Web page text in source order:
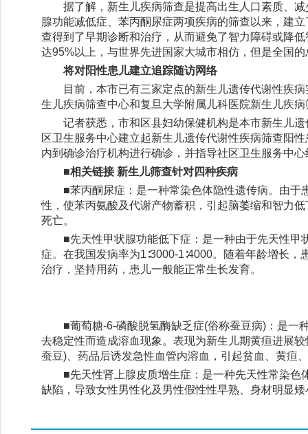
据了解，新生儿疾病筛查是提高出生人口素质、
腺功能减低症、苯丙酮尿症两项疾病的筛查以来，建
查得到了早期诊断和治疗，从而避免了智力障碍或降
达95%以上，与世界先进国家大城市相仿，但是全国
将对阳性患儿建立追踪随访网络
目前，本市已有三家定点的新生儿遗传代谢性疾
生儿疾病筛查中心和复旦大学附属儿科医院新生儿疾
记者获悉，市和区县妇幼保健机构是本市新生儿
区卫生服务中心建立起新生儿遗传代谢性疾病筛查阳
内到确诊治疗机构进行确诊，并指导社区卫生服务中
■相关链接 新生儿筛查针对四种疾病
■苯丙酮尿症：是一种常染色体隐性遗传病。由
性，使苯丙氨酸及代谢产物蓄积，引起脑萎缩和智力
死亡。
■先天性甲状腺功能低下症：是一种由于先天性
症。在我国发病率为1∶3000-1∶4000。随着年龄增长
治疗，坚持用药，患儿一般能正常生长发育。
■葡萄糖-6-磷酸脱氢酶缺乏症(俗称蚕豆病)：是一
去稳定性而造成溶血现象。表现为新生儿期黄疸进展
蚕豆)、药品后诱发急性血管内溶血，引起贫血、黄疸
■先天性肾上腺皮质增生症：是一种先天性常染色
缺陷，导致女性男性化及男性假性性早熟、身材明显